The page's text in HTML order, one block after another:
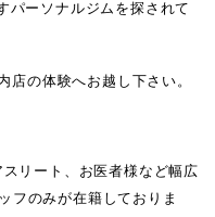
パーソナルジムを探されて
店の体験へお越し下さい。
リート 、 お医者様など幅広
フのみが在籍しておりま